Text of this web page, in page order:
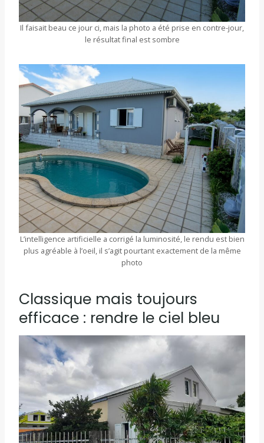
Il faisait beau ce jour ci, mais la photo a été prise en contre-jour,
le résultat final est sombre
L’intelligence artificielle a corrigé la luminosité, le rendu est bien
plus agréable à l’oeil, il s’agit pourtant exactement de la même
photo
Classique mais toujours
efficace : rendre le ciel bleu